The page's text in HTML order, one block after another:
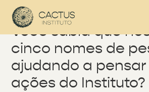
Você sabia que
cinco nomes de
ajudando a pensar
ações do Instituto?